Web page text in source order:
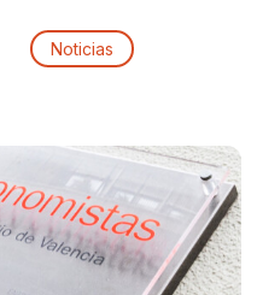
Noticias